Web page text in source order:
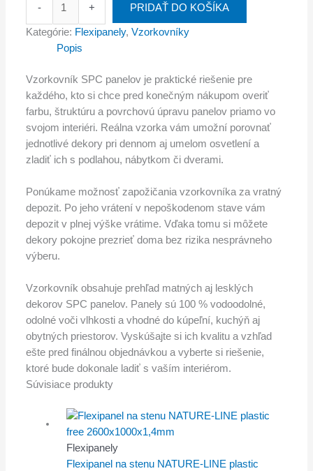
- + PRIDAŤ DO KOŠÍKA
Kategórie: Flexipanely,Vzorkovníky
Popis
Vzorkovník SPC panelov je praktické riešenie pre
každého, kto si chce pred konečným nákupom overiť
farbu, štruktúru a povrchovú úpravu panelov priamo vo
svojom interiéri. Reálna vzorka vám umožní porovnať
jednotlivé dekory pri dennom aj umelom osvetlení a
zladiť ich s podlahou, nábytkom či dverami.
Ponúkame možnosť zapožičania vzorkovníka za vratný
depozit. Po jeho vrátení v nepoškodenom stave vám
depozit v plnej výške vrátime. Vďaka tomu si môžete
dekory pokojne prezrieť doma bez rizika nesprávneho
výberu.
Vzorkovník obsahuje prehľad matných aj lesklých
dekorov SPC panelov. Panely sú 100 % vodoodolné,
odolné voči vlhkosti a vhodné do kúpeľní, kuchýň aj
obytných priestorov. Vyskúšajte si ich kvalitu a vzhľad
ešte pred finálnou objednávkou a vyberte si riešenie,
ktoré bude dokonale ladiť s vaším interiérom.
Súvisiace produkty
Flexipanely
Flexipanel na stenu NATURE-LINE plastic